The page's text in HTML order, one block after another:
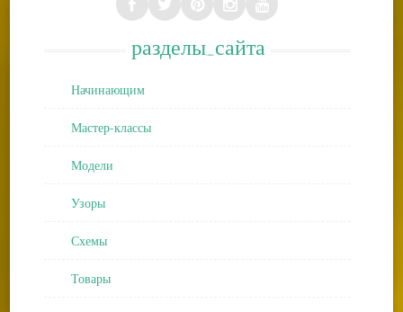
разделы_сайта
Начинающим
Мастер-классы
Модели
Узоры
Схемы
Товары